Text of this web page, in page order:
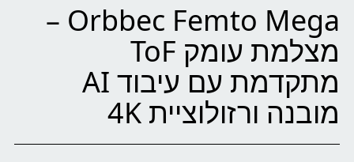
Orbbec Femto Mega –
מצלמת עומק ToF
מתקדמת עם עיבוד AI
מובנה ורזולוציית 4K